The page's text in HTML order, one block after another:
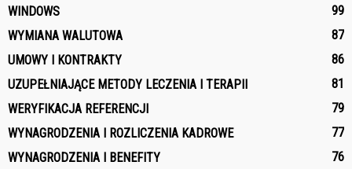
WINDOWS
99
WYMIANA WALUTOWA
87
UMOWY I KONTRAKTY
86
UZUPEŁNIAJĄCE METODY LECZENIA I TERAPII
81
WERYFIKACJA REFERENCJI
79
WYNAGRODZENIA I ROZLICZENIA KADROWE
77
WYNAGRODZENIA I BENEFITY
76